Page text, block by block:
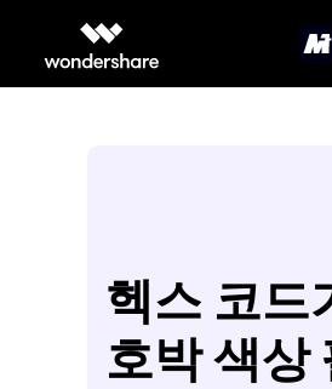
헥스 코드
호박 색상